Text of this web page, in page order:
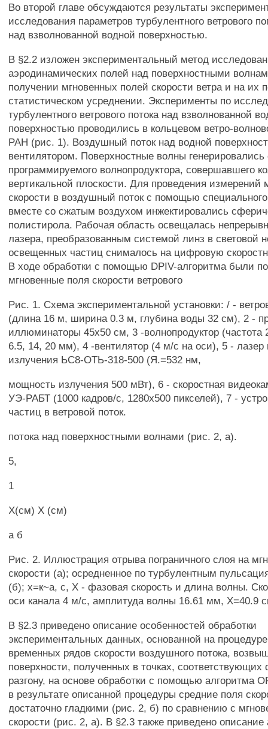
Во второй главе обсуждаются результаты
исследования параметров турбулентного ветрового
над взволнованной водной поверхностью.
В §2.2 изложен экспериментальный метод
аэродинамических полей над поверхностными
получении мгновенных полей скорости ветра и на
статистическом усреднении. Эксперименты по
турбулентного ветрового потока над взволнованной
поверхностью проводились в кольцевом ветро-
РАН (рис. 1). Воздушный поток над водной
вентилятором. Поверхностные волны
программируемого волнопродуктора, совершавшего
вертикальной плоскости. Для проведения измерений
скорости в воздушный поток с помощью
вместе со сжатым воздухом инжектировались
полистирола. Рабочая область освещалась
лазера, преобразованным системой линз в световой
освещенных частиц снималось на цифровую
В ходе обработки с помощью DPIV-алгоритма были
мгновенные поля скорости ветрового
Рис. 1. Схема экспериментальной установки: / -
(длина 16 м, ширина 0.3 м, глубина воды 32 см), 2 -
иллюминаторы 45x50 см, 3 -волнопродуктор
6.5, 14, 20 мм), 4 -вентилятор (4 м/с на оси), 5 - лазер
излучения ЬС8-ОТЬ-318-500 (Я.=532 нм,
мощность излучения 500 мВт), 6 - скоростная
УЭ-РАБТ (1000 кадров/с, 1280x500 пикселей), 7 -
частиц в ветровой поток.
потока над поверхностными волнами (рис. 2, а).
5,
1
Х(см) X (см)
а б
Рис. 2. Иллюстрация отрыва пограничного слоя на
скорости (а); осредненное по турбулентным
(б); х=к~а, с, X - фазовая скорость и длина волны.
оси канала 4 м/с, амплитуда волны 16.61 мм, Х=40.9
В §2.3 приведено описание особенностей обработки
экспериментальных данных, основанной на
временных рядов скорости воздушного потока,
поверхности, полученных в точках,
разгону, на основе обработки с помощью алгоритма
в результате описанной процедуры средние поля
достаточно гладкими (рис. 2, б) по сравнению с
скорости (рис. 2, а). В §2.3 также приведено описание